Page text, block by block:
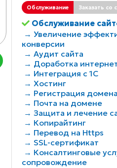
от
Обслуживание Заказать со
Обслуживание
→ Увеличение
конверсии
→ Аудит сайта
→ Доработка
→ Интеграция с 1С
→ Хостинг
→ Регистрация домена
→ Почта на домене
→ Защита и лечение
→ Копирайтинг
→ Перевод на Https
→ SSL-сертификат
→ Консалтинговые
сопровождение